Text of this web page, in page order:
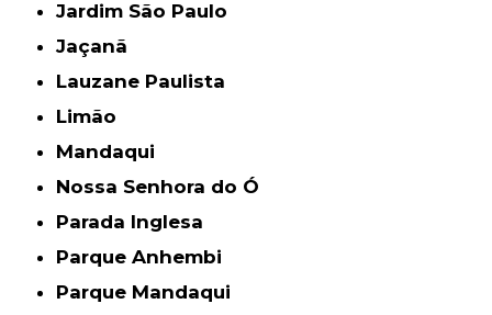
Jardim São Paulo
Jaçanã
Lauzane Paulista
Limão
Mandaqui
Nossa Senhora do Ó
Parada Inglesa
Parque Anhembi
Parque Mandaqui